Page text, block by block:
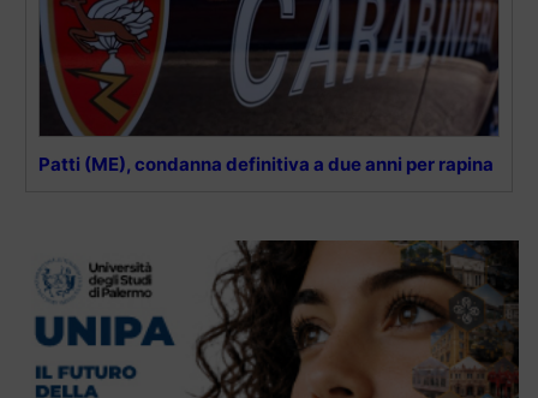
Patti (ME), condanna definitiva a due anni per rapina